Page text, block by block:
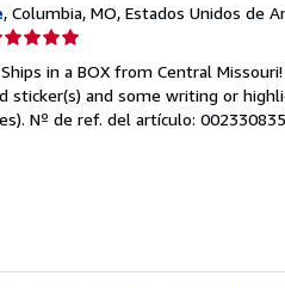
, Columbia, MO, Estados Unidos de
Ships in a BOX from Central
sticker(s) and some writing or
Nº de ref. del artículo: